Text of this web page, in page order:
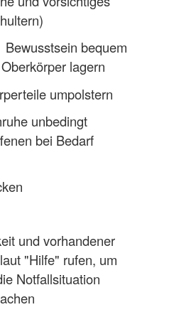
bequem
lagern
umpolstern
unbedingt
bei Bedarf
und vorhandener
"Hilfe" rufen, um
Notfallsituation